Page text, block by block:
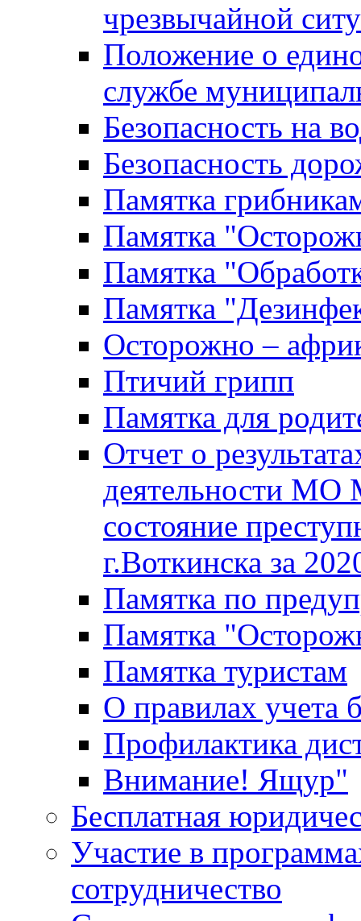
чрезвычайной
Положение о
службе
Безопасность на
Безопасность
Памятка
Памятка
Памятка
Памятка
Осторожно –
Птичий грипп
Памятка для
Отчет о
деятельности МО
состояние
г.Воткинска за
Памятка по
Памятка
Памятка туристам
О правилах учета
Профилактика
Внимание! Ящур"
Бесплатная
Участие в
сотрудничество